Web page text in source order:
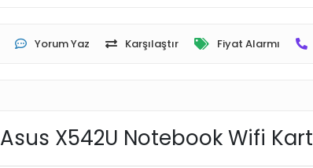
Yorum Yaz Karşılaştır Fiyat Alarmı
Asus X542U Notebook Wifi Kart